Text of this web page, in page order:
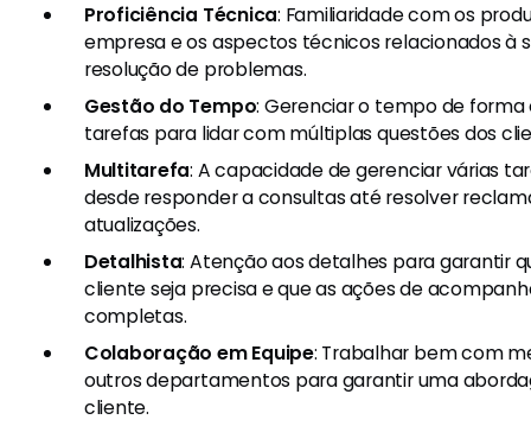
Proficiência Técnica: Familiaridade com os
empresa e os aspectos técnicos relacionados à
resolução de problemas.
Gestão do Tempo: Gerenciar o tempo de
tarefas para lidar com múltiplas questões dos
Multitarefa: A capacidade de gerenciar várias
desde responder a consultas até resolver
atualizações.
Detalhista: Atenção aos detalhes para garantir
cliente seja precisa e que as ações de
completas.
Colaboração em Equipe: Trabalhar bem com
outros departamentos para garantir uma
cliente.